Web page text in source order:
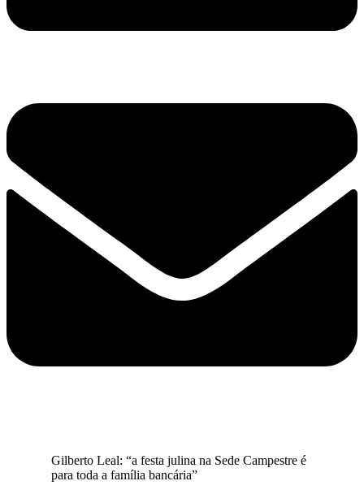
Gilberto Leal: “a festa julina na Sede Campestre é
para toda a família bancária”